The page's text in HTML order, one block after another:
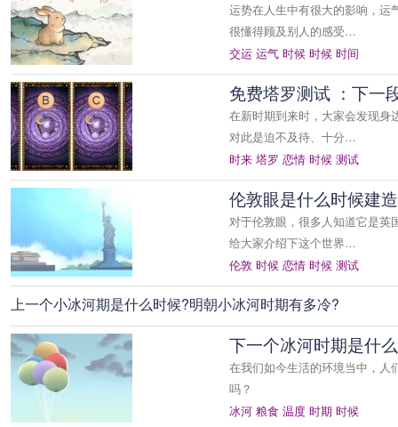
运势在人生中有很大的影响，运
很懂得顾及别人的感受…
交运 运气 时候 时候 时间
免费塔罗测试 ：下一
在新时期到来时，大家会发现身
对此是迫不及待、十分…
时来 塔罗 恋情 时候 测试
伦敦眼是什么时候建
对于伦敦眼，很多人知道它是英
给大家介绍下这个世界…
伦敦 时候 恋情 时候 测试
上一个小冰河期是什么时候?明朝小冰河时期有多冷?
下一个冰河时期是什
在我们如今生活的环境当中，人
吗？
冰河 粮食 温度 时期 时候